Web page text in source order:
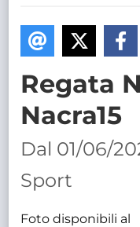
Regata
Nacra15
Dal 01/06/
Sport
Foto disponibili al